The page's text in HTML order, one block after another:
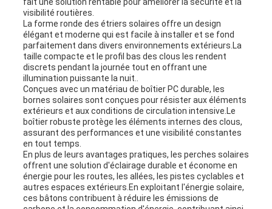
fait une solution rentable pour améliorer la sécurité et la
visibilité routières.
La forme ronde des étriers solaires offre un design
élégant et moderne qui est facile à installer et se fond
parfaitement dans divers environnements extérieurs.La
taille compacte et le profil bas des clous les rendent
discrets pendant la journée tout en offrant une
illumination puissante la nuit..
Conçues avec un matériau de boîtier PC durable, les
bornes solaires sont conçues pour résister aux éléments
extérieurs et aux conditions de circulation intensive.Le
boîtier robuste protège les éléments internes des clous,
assurant des performances et une visibilité constantes
en tout temps.
En plus de leurs avantages pratiques, les perches solaires
offrent une solution d'éclairage durable et économe en
énergie pour les routes, les allées, les pistes cyclables et
autres espaces extérieurs.En exploitant l'énergie solaire,
ces bâtons contribuent à réduire les émissions de